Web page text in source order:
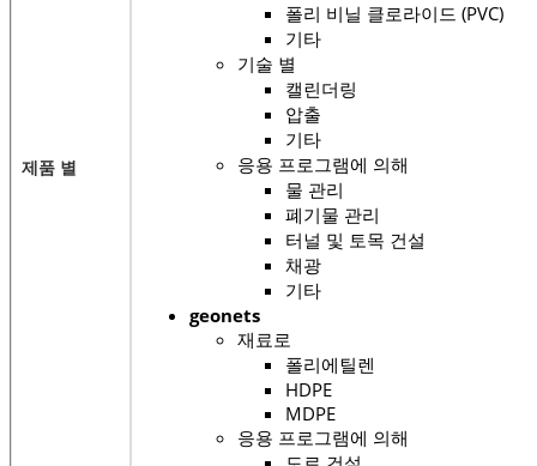
제품 별
폴리 비닐 클로라이드 (PVC)
기타
기술 별
캘린더링
압출
기타
응용 프로그램에 의해
물 관리
폐기물 관리
터널 및 토목 건설
채광
기타
geonets
재료로
폴리에틸렌
HDPE
MDPE
응용 프로그램에 의해